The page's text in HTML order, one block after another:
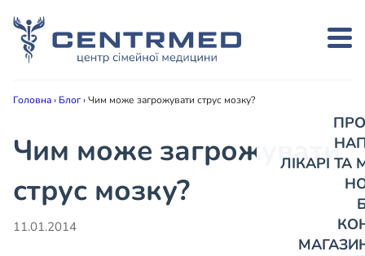
ЛІКАРІ
Головна› Блог›Чим може загрожувати струс мозку?
Чим може загрожувати
струс мозку?
11.01.2014